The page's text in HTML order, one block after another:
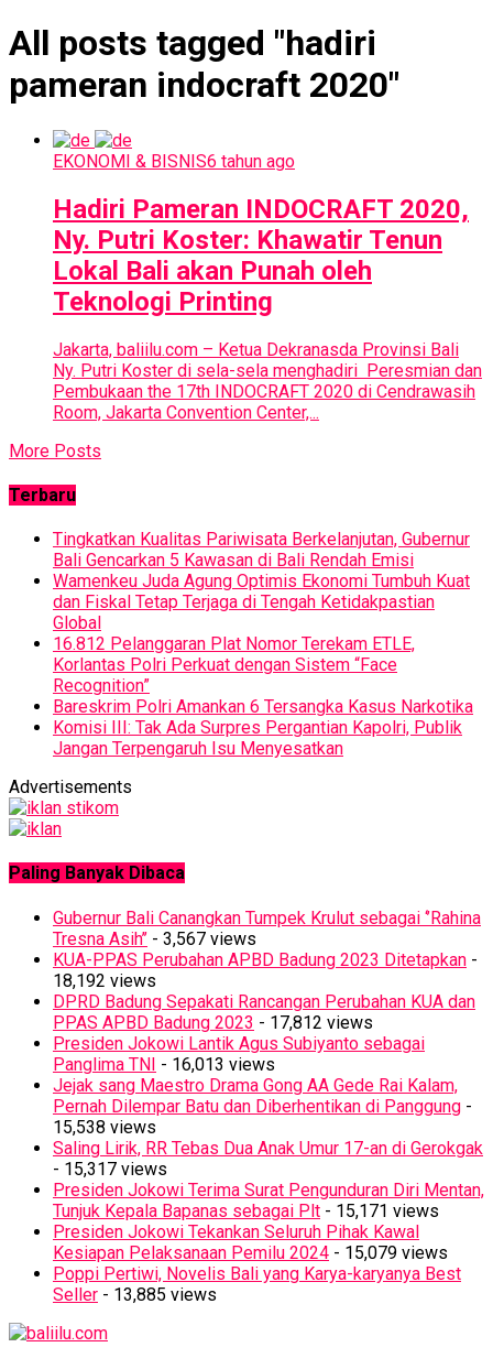
All posts tagged "hadiri
pameran indocraft 2020"
EKONOMI & BISNIS6 tahun ago
Hadiri Pameran INDOCRAFT 2020,
Ny. Putri Koster: Khawatir Tenun
Lokal Bali akan Punah oleh
Teknologi Printing
Jakarta, baliilu.com – Ketua Dekranasda Provinsi Bali
Ny. Putri Koster di sela-sela menghadiri Peresmian dan
Pembukaan the 17th INDOCRAFT 2020 di Cendrawasih
Room, Jakarta Convention Center,...
More Posts
Terbaru
Tingkatkan Kualitas Pariwisata Berkelanjutan, Gubernur
Bali Gencarkan 5 Kawasan di Bali Rendah Emisi
Wamenkeu Juda Agung Optimis Ekonomi Tumbuh Kuat
dan Fiskal Tetap Terjaga di Tengah Ketidakpastian
Global
16.812 Pelanggaran Plat Nomor Terekam ETLE,
Korlantas Polri Perkuat dengan Sistem “Face
Recognition”
Bareskrim Polri Amankan 6 Tersangka Kasus Narkotika
Komisi III: Tak Ada Surpres Pergantian Kapolri, Publik
Jangan Terpengaruh Isu Menyesatkan
Advertisements
Paling Banyak Dibaca
Gubernur Bali Canangkan Tumpek Krulut sebagai ‘’Rahina
Tresna Asih’’ - 3,567 views
KUA-PPAS Perubahan APBD Badung 2023 Ditetapkan -
18,192 views
DPRD Badung Sepakati Rancangan Perubahan KUA dan
PPAS APBD Badung 2023 - 17,812 views
Presiden Jokowi Lantik Agus Subiyanto sebagai
Panglima TNI - 16,013 views
Jejak sang Maestro Drama Gong AA Gede Rai Kalam,
Pernah Dilempar Batu dan Diberhentikan di Panggung -
15,538 views
Saling Lirik, RR Tebas Dua Anak Umur 17-an di Gerokgak
- 15,317 views
Presiden Jokowi Terima Surat Pengunduran Diri Mentan,
Tunjuk Kepala Bapanas sebagai Plt - 15,171 views
Presiden Jokowi Tekankan Seluruh Pihak Kawal
Kesiapan Pelaksanaan Pemilu 2024 - 15,079 views
Poppi Pertiwi, Novelis Bali yang Karya-karyanya Best
Seller - 13,885 views